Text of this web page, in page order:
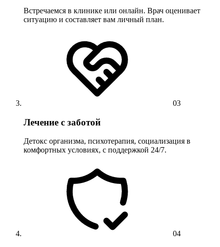
Встречаемся в клинике или онлайн. Врач оценивает
ситуацию и составляет вам личный план.
03
Лечение с заботой
Детокс организма, психотерапия, социализация в
комфортных условиях, с поддержкой 24/7.
04